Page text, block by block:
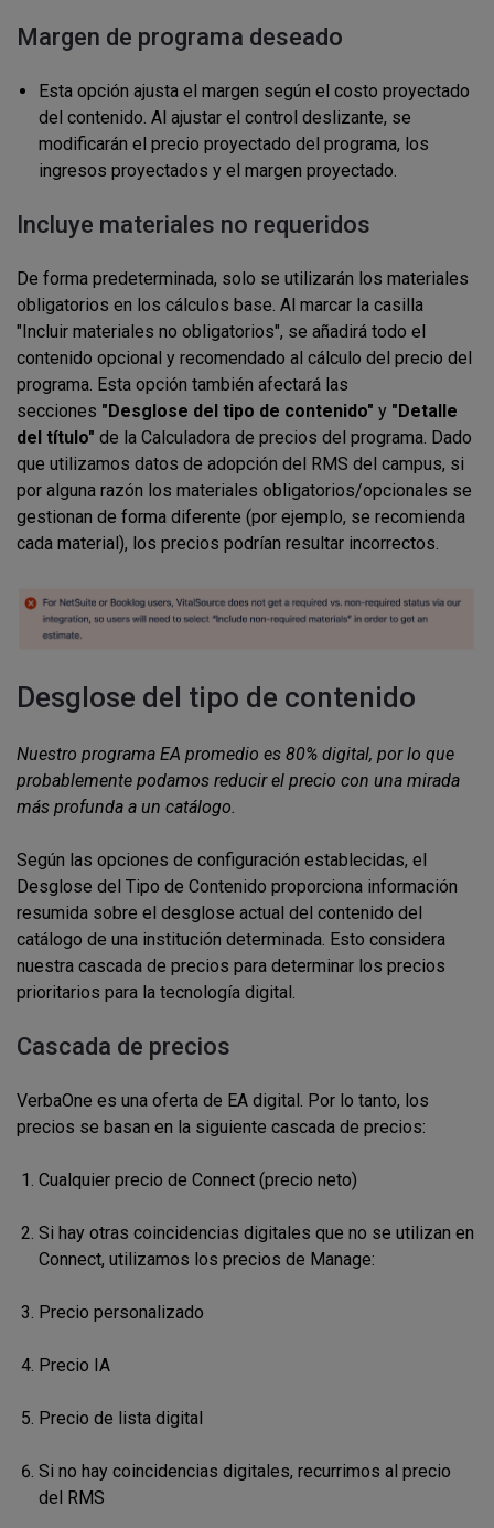
Margen de programa deseado
Esta opción ajusta el margen según el costo proyectado
del contenido. Al ajustar el control deslizante, se
modificarán el precio proyectado del programa, los
ingresos proyectados y el margen proyectado.
Incluye materiales no requeridos
De forma predeterminada, solo se utilizarán los materiales
obligatorios en los cálculos base. Al marcar la casilla
"Incluir materiales no obligatorios", se añadirá todo el
contenido opcional y recomendado al cálculo del precio del
programa. Esta opción también afectará las
secciones "Desglose del tipo de contenido" y "Detalle
del título" de la Calculadora de precios del programa. Dado
que utilizamos datos de adopción del RMS del campus, si
por alguna razón los materiales obligatorios/opcionales se
gestionan de forma diferente (por ejemplo, se recomienda
cada material), los precios podrían resultar incorrectos.
Desglose del tipo de contenido
Nuestro programa EA promedio es 80% digital, por lo que
probablemente podamos reducir el precio con una mirada
más profunda a un catálogo.
Según las opciones de configuración establecidas, el
Desglose del Tipo de Contenido proporciona información
resumida sobre el desglose actual del contenido del
catálogo de una institución determinada. Esto considera
nuestra cascada de precios para determinar los precios
prioritarios para la tecnología digital.
Cascada de precios
VerbaOne es una oferta de EA digital. Por lo tanto, los
precios se basan en la siguiente cascada de precios:
Cualquier precio de Connect (precio neto)
Si hay otras coincidencias digitales que no se utilizan en
Connect, utilizamos los precios de Manage:
Precio personalizado
Precio IA
Precio de lista digital
Si no hay coincidencias digitales, recurrimos al precio
del RMS